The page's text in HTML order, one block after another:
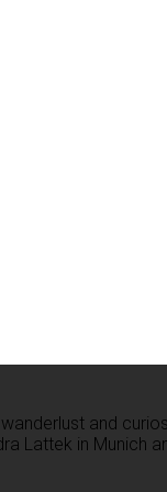
and
Lattek in Munich